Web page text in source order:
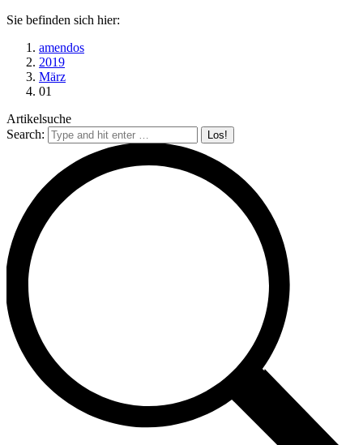
Sie befinden sich hier:
amendos
2019
März
01
Artikelsuche
Search: